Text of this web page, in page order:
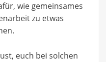
wie gemeinsames
zu etwas
euch bei solchen